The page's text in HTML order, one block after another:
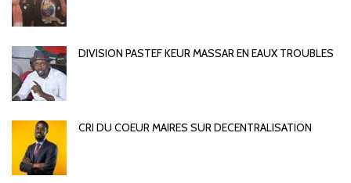
DIVISION PASTEF KEUR MASSAR EN EAUX TROUBLES
CRI DU COEUR MAIRES SUR DECENTRALISATION